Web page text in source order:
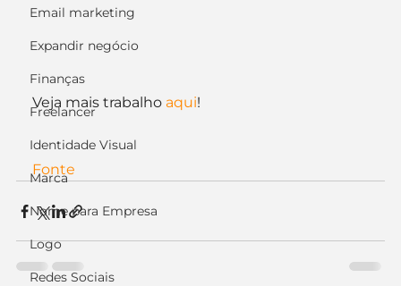
Email marketing
Expandir negócio
Finanças
Freelancer
Identidade Visual
Marca
Nome para Empresa
Logo
Redes Sociais
Veja mais trabalho aqui!
Fonte